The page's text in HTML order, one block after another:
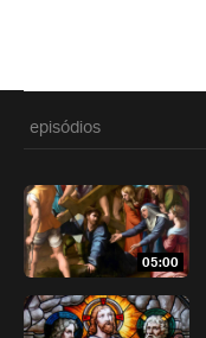
episódios
05:00